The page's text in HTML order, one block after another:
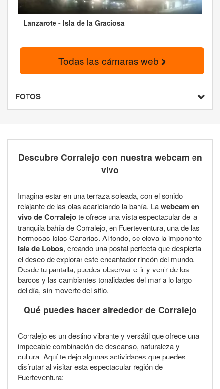
Lanzarote - Isla de la Graciosa
Todas las cámaras web
FOTOS
Descubre Corralejo con nuestra webcam en
vivo
Imagina estar en una terraza soleada, con el sonido
relajante de las olas acariciando la bahía. Lawebcam en
vivo de Corralejote ofrece una vista espectacular de la
tranquila bahía de Corralejo, en Fuerteventura, una de las
hermosas Islas Canarias. Al fondo, se eleva la imponente
Isla de Lobos, creando una postal perfecta que despierta
el deseo de explorar este encantador rincón del mundo.
Desde tu pantalla, puedes observar el ir y venir de los
barcos y las cambiantes tonalidades del mar a lo largo
del día, sin moverte del sitio.
Qué puedes hacer alrededor de Corralejo
Corralejo es un destino vibrante y versátil que ofrece una
impecable combinación de descanso, naturaleza y
cultura. Aquí te dejo algunas actividades que puedes
disfrutar al visitar esta espectacular región de
Fuerteventura: